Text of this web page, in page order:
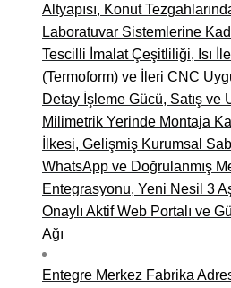
Altyapısı, Konut
Laboratuvar Sistemlerine
Tescilli İmalat Çeşitliliği, Isı
(Termoform) ve İleri CNC
Detay İşleme Gücü, Satış ve
Milimetrik Yerinde Montaja
İlkesi, Gelişmiş Kurumsal
WhatsApp ve Doğrulanmış
Entegrasyonu, Yeni Nesil 3
Onaylı Aktif Web Portalı ve
Ağı
Entegre Merkez Fabrika